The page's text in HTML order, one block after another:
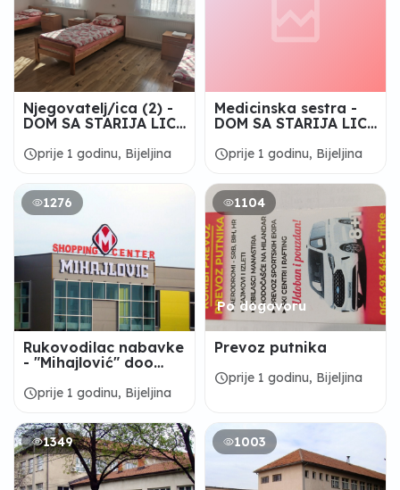
Njegovatelj/ica (2) -
DOM SA STARIJA LICA
scheduleprije 1 godinu, Bijeljina
Medicinska sestra -
DOM SA STARIJA LICA
scheduleprije 1 godinu, Bijeljina
1276
Rukovodilac nabavke
- "Mihajlović" doo
scheduleprije 1 godinu, Bijeljina
1104
Po dogovoru
Prevoz putnika
scheduleprije 1 godinu, Bijeljina
1349 1003